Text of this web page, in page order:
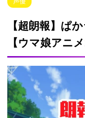
【超朗報】ぱ
【ウマ娘アニメ